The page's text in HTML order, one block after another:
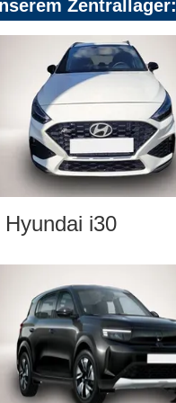
Zentrallager:
Hyundai i30